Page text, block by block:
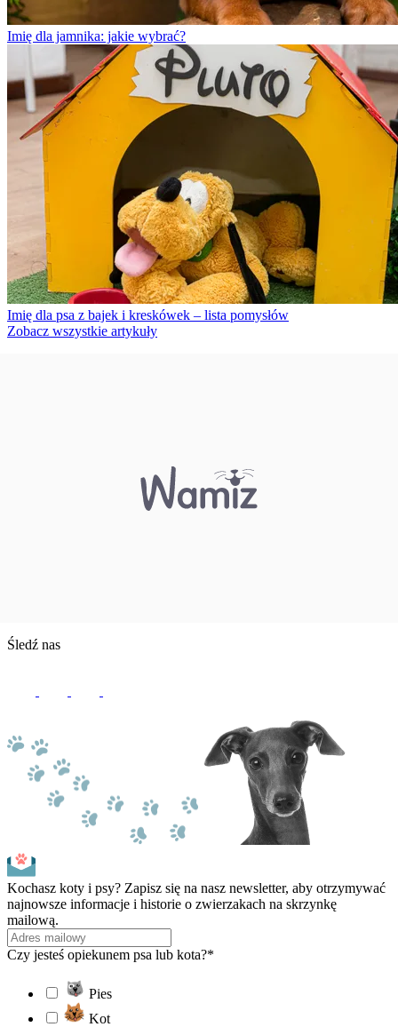
Imię dla jamnika: jakie wybrać?
Imię dla psa z bajek i kreskówek – lista pomysłów
Zobacz wszystkie artykuły
Śledź nas
Kochasz koty i psy? Zapisz się na nasz newsletter, aby otrzymywać
najnowsze informacje i historie o zwierzakach na skrzynkę
mailową.
Czy jesteś opiekunem psa lub kota?*
Pies
Kot